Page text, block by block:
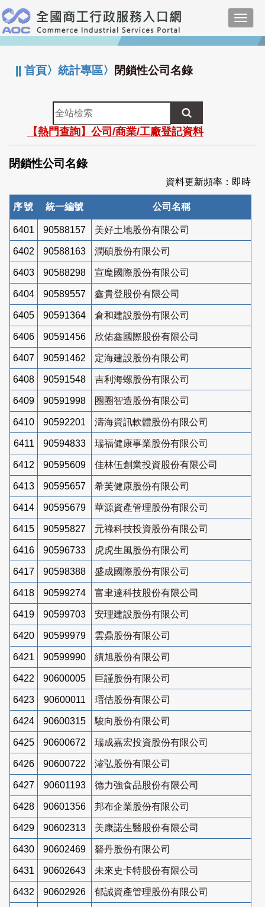
跳
到
主
要
:::
||首頁〉統計專區〉 閉鎖性公司名錄
全
站
檢
索
【熱門查詢】公司/商業/工廠登記資料
閉鎖性公司名錄
資料更新頻率：即時
序號 統一編號 公司名稱
6401 90588157 美好土地股份有限公司
6402 90588163 潤碩股份有限公司
6403 90588298 宣麾國際股份有限公司
6404 90589557 鑫貴登股份有限公司
6405 90591364 倉和建設股份有限公司
6406 90591456 欣佑鑫國際股份有限公司
6407 90591462 定海建設股份有限公司
6408 90591548 吉利海螺股份有限公司
6409 90591998 圈圈智造股份有限公司
6410 90592201 濤海資訊軟體股份有限公司
6411 90594833 瑞福健康事業股份有限公司
6412 90595609 佳林伍創業投資股份有限公司
6413 90595657 希芙健康股份有限公司
6414 90595679 華源資產管理股份有限公司
6415 90595827 元祿科技投資股份有限公司
6416 90596733 虎虎生風股份有限公司
6417 90598388 盛成國際股份有限公司
6418 90599274 富聿達科技股份有限公司
6419 90599703 安理建設股份有限公司
6420 90599979 雲鼎股份有限公司
6421 90599990 績旭股份有限公司
6422 90600005 巨謹股份有限公司
6423 90600011 瑨佶股份有限公司
6424 90600315 駿向股份有限公司
6425 90600672 瑞成嘉宏投資股份有限公司
6426 90600722 濬弘股份有限公司
6427 90601193 德力強食品股份有限公司
6428 90601356 邦布企業股份有限公司
6429 90602313 美康諾生醫股份有限公司
6430 90602469 砮丹股份有限公司
6431 90602643 未來史卡特股份有限公司
6432 90602926 郁誠資產管理股份有限公司